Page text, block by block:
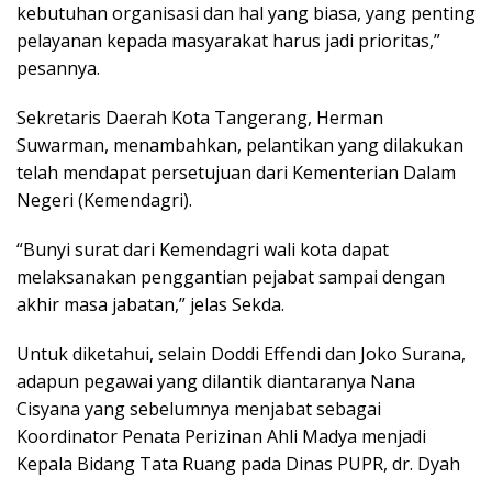
kebutuhan organisasi dan hal yang biasa, yang penting
pelayanan kepada masyarakat harus jadi prioritas,”
pesannya.
Sekretaris Daerah Kota Tangerang, Herman
Suwarman, menambahkan, pelantikan yang dilakukan
telah mendapat persetujuan dari Kementerian Dalam
Negeri (Kemendagri).
“Bunyi surat dari Kemendagri wali kota dapat
melaksanakan penggantian pejabat sampai dengan
akhir masa jabatan,” jelas Sekda.
Untuk diketahui, selain Doddi Effendi dan Joko Surana,
adapun pegawai yang dilantik diantaranya Nana
Cisyana yang sebelumnya menjabat sebagai
Koordinator Penata Perizinan Ahli Madya menjadi
Kepala Bidang Tata Ruang pada Dinas PUPR, dr. Dyah